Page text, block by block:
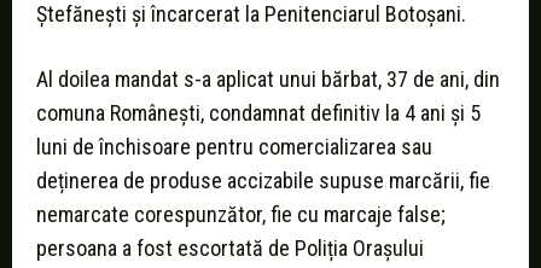
Ștefănești și încarcerat la Penitenciarul Botoșani.
Al doilea mandat s-a aplicat unui bărbat, 37 de ani, din
comuna Românești, condamnat definitiv la 4 ani și 5
luni de închisoare pentru comercializarea sau
deținerea de produse accizabile supuse marcării, fie
nemarcate corespunzător, fie cu marcaje false;
persoana a fost escortată de Poliția Orașului